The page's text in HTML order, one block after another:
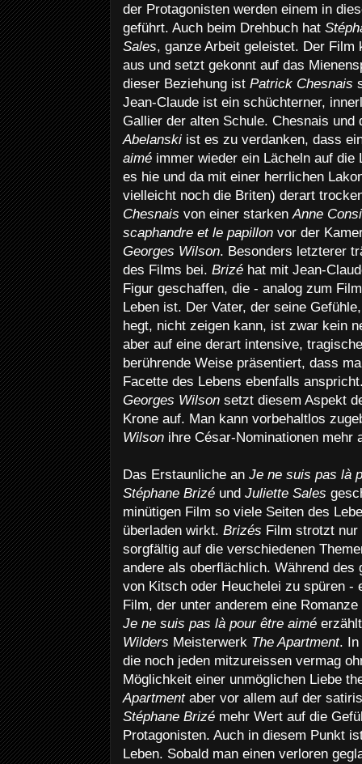
der Protagonisten werden einem in
geführt. Auch beim Drehbuch hat
Sales, ganze Arbeit geleistet. Der
aus und setzt gekonnt auf das
dieser Beziehung ist Patrick Chesnais
Jean-Claude ist ein schüchterner,
Gallier der alten Schule. Chesnais
Abelanski ist es zu verdanken, dass
aimé immer wieder ein Lächeln auf die
es hie und da mit einer herrlichen
vielleicht noch die Briten) derart
Chesnais von einer starken Anne
scaphandre et le papillon vor der
Georges Wilson. Besonders letzterer
des Films bei. Brizé hat mit Jean-
Figur geschaffen, die - analog zum
Leben ist. Der Vater, der seine
hegt, nicht zeigen kann, ist zwar kein
aber auf eine derart intensive,
berührende Weise präsentiert, dass
Facette des Lebens ebenfalls
Georges Wilson setzt diesem Aspekt
Krone auf. Man kann vorbehaltlos
Wilson ihre César-Nominationen mehr
Das Erstaunliche an Je ne suis pas là
Stéphane Brizé und Juliette Sales
minütigen Film so viele Seiten des
überladen wirkt. Brizés Film strotzt
sorgfältig auf die verschiedenen
andere als oberflächlich. Während
von Kitsch oder Heuchelei zu spüren -
Film, der unter anderem eine
Je ne suis pas là pour être aimé
Wilders Meisterwerk The Apartment. In
die noch jeden mitzureissen vermag
Möglichkeit einer unmöglichen Liebe
Apartmentaber vor allem auf der
Stéphane Brizé mehr Wert auf die
Protagonisten. Auch in diesem Punkt
Leben. Sobald man einen verloren